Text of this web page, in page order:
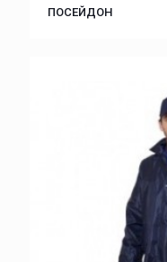
ПОСЕЙДОН